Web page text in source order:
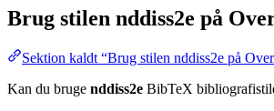
Brug stilen nddiss2e på
Sektion kaldt “Brug stilen nddiss2e på
Kan du bruge nddiss2e BibTeX